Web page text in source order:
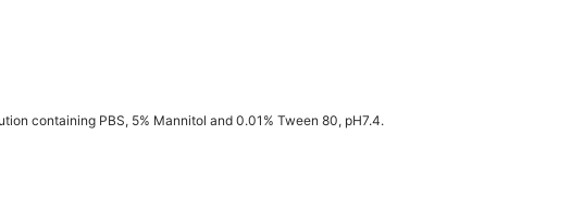
containing PBS, 5% Mannitol and 0.01% Tween 80, pH7.4.